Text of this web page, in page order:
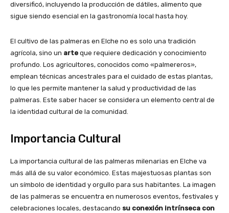
diversificó, incluyendo la producción de dátiles, alimento que
sigue siendo esencial en la gastronomía local hasta hoy.
El cultivo de las palmeras en Elche no es solo una tradición
agrícola, sino un arte que requiere dedicación y conocimiento
profundo. Los agricultores, conocidos como «palmereros»,
emplean técnicas ancestrales para el cuidado de estas plantas,
lo que les permite mantener la salud y productividad de las
palmeras. Este saber hacer se considera un elemento central de
la identidad cultural de la comunidad.
Importancia Cultural
La importancia cultural de las palmeras milenarias en Elche va
más allá de su valor económico. Estas majestuosas plantas son
un símbolo de identidad y orgullo para sus habitantes. La imagen
de las palmeras se encuentra en numerosos eventos, festivales y
celebraciones locales, destacando su conexión intrínseca con